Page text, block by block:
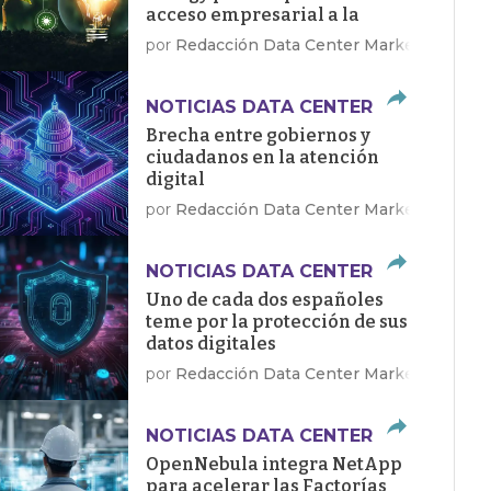
acceso empresarial a la
energía limpia
por Redacción Data Center Market
NOTICIAS DATA CENTER
Brecha entre gobiernos y
ciudadanos en la atención
digital
por Redacción Data Center Market
NOTICIAS DATA CENTER
Uno de cada dos españoles
teme por la protección de sus
datos digitales
por Redacción Data Center Market
NOTICIAS DATA CENTER
OpenNebula integra NetApp
para acelerar las Factorías